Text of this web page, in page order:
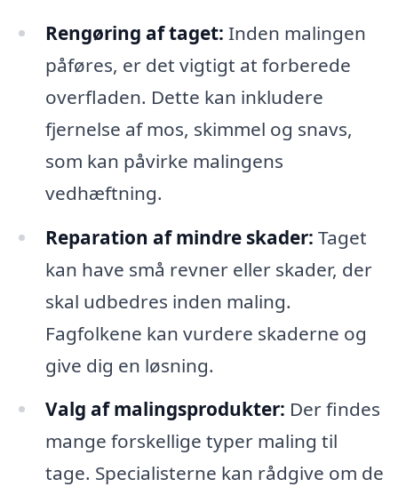
Rengøring af taget: Inden malingen
påføres, er det vigtigt at forberede
overfladen. Dette kan inkludere
fjernelse af mos, skimmel og snavs,
som kan påvirke malingens
vedhæftning.
Reparation af mindre skader: Taget
kan have små revner eller skader, der
skal udbedres inden maling.
Fagfolkene kan vurdere skaderne og
give dig en løsning.
Valg af malingsprodukter: Der findes
mange forskellige typer maling til
tage. Specialisterne kan rådgive om de